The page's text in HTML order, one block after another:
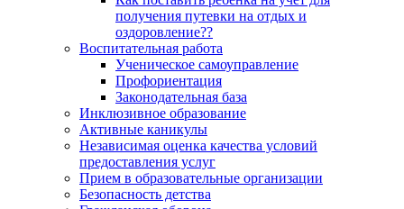
получения путевки на отдых и
оздоровление??
Воспитательная работа
Ученическое самоуправление
Профориентация
Законодательная база
Инклюзивное образование
Активные каникулы
Независимая оценка качества условий
предоставления услуг
Прием в образовательные организации
Безопасность детства